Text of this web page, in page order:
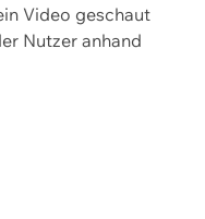
Video geschaut
Nutzer anhand